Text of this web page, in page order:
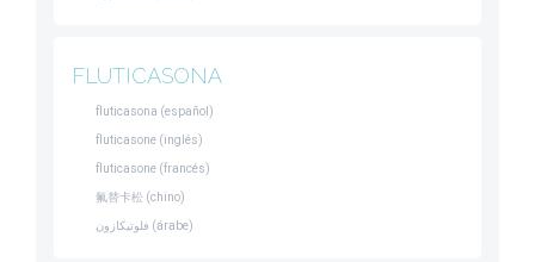
FLUTICASONA
fluticasona (español)
fluticasone (inglés)
fluticasone (francés)
氟替卡松 (chino)
فلوتيكازون (árabe)